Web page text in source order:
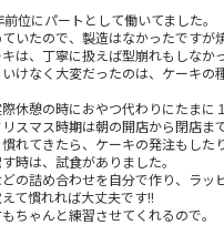
位にパートとして働いてました。
いたので、製造はなかったですが
は、丁寧に扱えば型崩れもしなかっ
けなく大変だったのは、ケーキ
休憩の時におやつ代わりにたまに
スマス時期は朝の開店から閉店ま
れてきたら、ケーキの発注もした
時は、試食がありました。
の詰め合わせを自分で作り、ラッ
て慣れれば大丈夫です!!
ちゃんと練習させてくれるので。